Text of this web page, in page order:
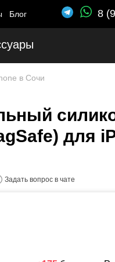
Блог 8
в Сочи
для
Задать вопрос в чате